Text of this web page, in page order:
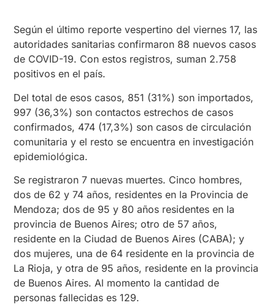
Según el último reporte vespertino del viernes 17, las
autoridades sanitarias confirmaron 88 nuevos casos
de COVID-19. Con estos registros, suman 2.758
positivos en el país.
Del total de esos casos, 851 (31%) son importados,
997 (36,3%) son contactos estrechos de casos
confirmados, 474 (17,3%) son casos de circulación
comunitaria y el resto se encuentra en investigación
epidemiológica.
Se registraron 7 nuevas muertes. Cinco hombres,
dos de 62 y 74 años, residentes en la Provincia de
Mendoza; dos de 95 y 80 años residentes en la
provincia de Buenos Aires; otro de 57 años,
residente en la Ciudad de Buenos Aires (CABA); y
dos mujeres, una de 64 residente en la provincia de
La Rioja, y otra de 95 años, residente en la provincia
de Buenos Aires. Al momento la cantidad de
personas fallecidas es 129.